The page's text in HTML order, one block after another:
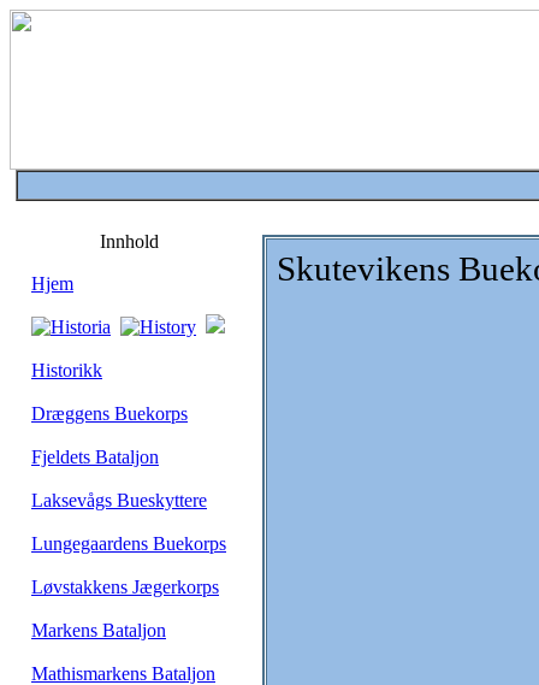
Innhold
Hjem
Historikk
Dræggens Buekorps
Fjeldets Bataljon
Laksevågs Bueskyttere
Lungegaardens Buekorps
Løvstakkens Jægerkorps
Markens Bataljon
Mathismarkens Bataljon
Skutevikens